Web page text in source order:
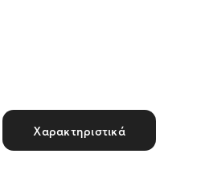
Χαρακτηριστικά